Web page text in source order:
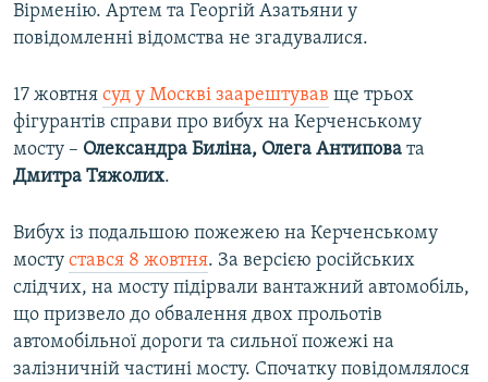
Вірменію. Артем та Георгій Азатьяни у
повідомленні відомства не згадувалися.
17 жовтня суд у Москві заарештував ще трьох
фігурантів справи про вибух на Керченському
мосту – Олександра Биліна, Олега Антипова та
Дмитра Тяжолих.
Вибух із подальшою пожежею на Керченському
мосту стався 8 жовтня. За версією російських
слідчих, на мосту підірвали вантажний автомобіль,
що призвело до обвалення двох прольотів
автомобільної дороги та сильної пожежі на
залізничній частині мосту. Спочатку повідомлялося